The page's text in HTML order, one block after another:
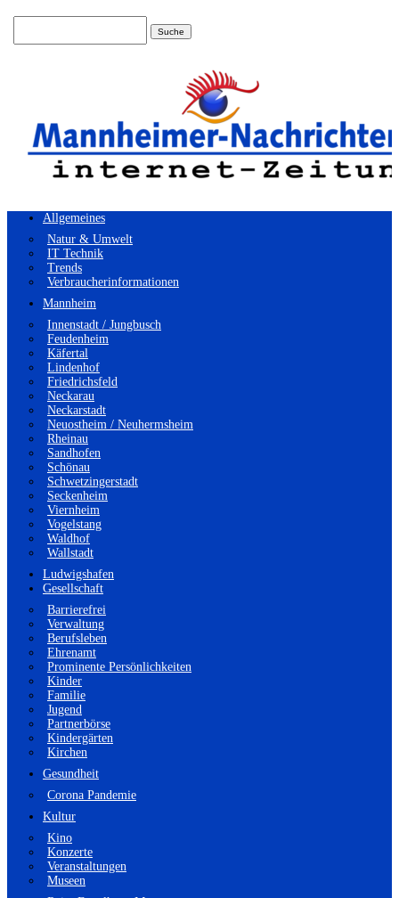
Allgemeines
Natur & Umwelt
IT Technik
Trends
Verbraucherinformationen
Mannheim
Innenstadt / Jungbusch
Feudenheim
Käfertal
Lindenhof
Friedrichsfeld
Neckarau
Neckarstadt
Neuostheim / Neuhermsheim
Rheinau
Sandhofen
Schönau
Schwetzingerstadt
Seckenheim
Viernheim
Vogelstang
Waldhof
Wallstadt
Ludwigshafen
Gesellschaft
Barrierefrei
Verwaltung
Berufsleben
Ehrenamt
Prominente Persönlichkeiten
Kinder
Familie
Jugend
Partnerbörse
Kindergärten
Kirchen
Gesundheit
Corona Pandemie
Kultur
Kino
Konzerte
Veranstaltungen
Museen